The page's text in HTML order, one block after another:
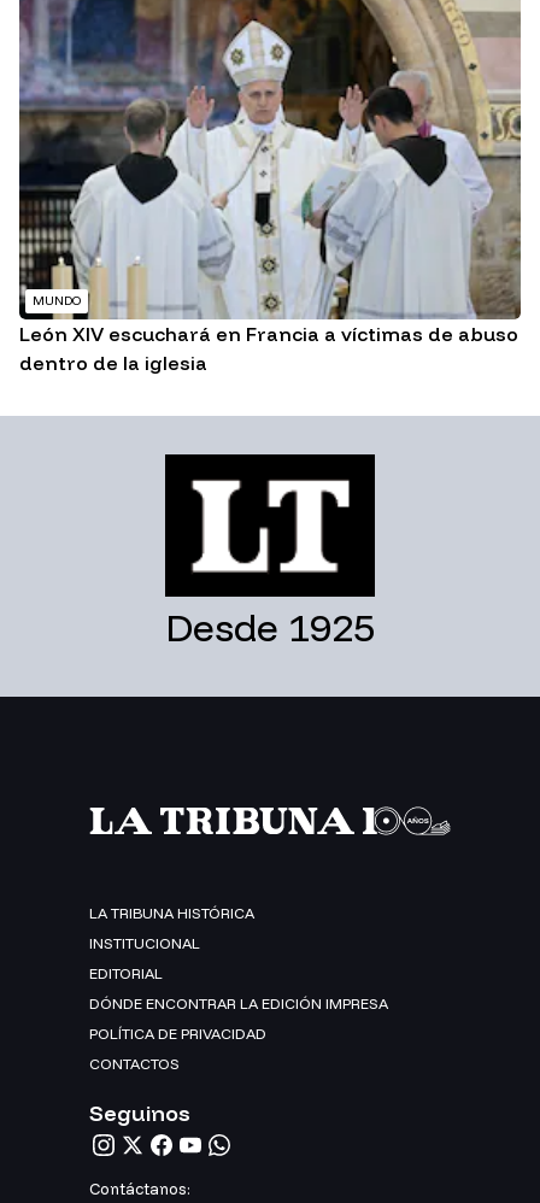
MUNDO
León XIV escuchará en Francia a víctimas de abuso
dentro de la iglesia
Desde 1925
LA TRIBUNA HISTÓRICA
INSTITUCIONAL
EDITORIAL
DÓNDE ENCONTRAR LA EDICIÓN IMPRESA
POLÍTICA DE PRIVACIDAD
CONTACTOS
Seguinos
Contáctanos: